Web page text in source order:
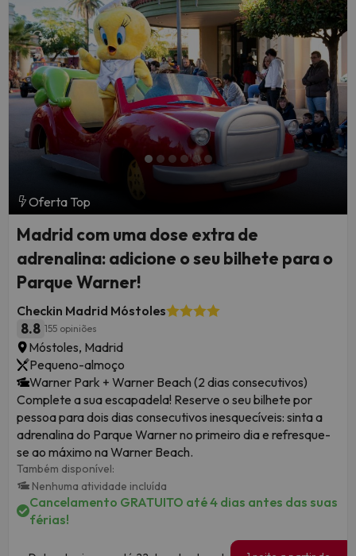
Oferta Top
Madrid com uma dose extra de
adrenalina: adicione o seu bilhete para o
Parque Warner!
Checkin Madrid Móstoles
8.8 155 opiniões
Móstoles, Madrid
Pequeno-almoço
Warner Park + Warner Beach (2 dias consecutivos)
Complete a sua escapadela! Reserve o seu bilhete por
pessoa para dois dias consecutivos inesquecíveis: sinta a
adrenalina do Parque Warner no primeiro dia e refresque-
se ao máximo na Warner Beach.
Também disponível:
Nenhuma atividade incluída
Cancelamento GRATUITO até 4 dias antes das suas
férias!